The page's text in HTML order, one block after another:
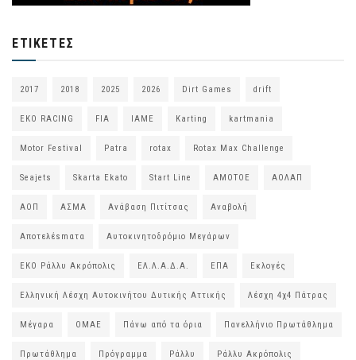
ΕΤΙΚΈΤΕΣ
2017 2018 2025 2026 Dirt Games drift
EKO RACING FIA IAME Karting kartmania
Motor Festival Patra rotax Rotax Max Challenge
Seajets Skarta Ekato Start Line ΑΜΟΤΟΕ ΑΟΛΑΠ
ΑΟΠ ΑΣΜΑ Ανάβαση Πιτίτσας Αναβολή
Αποτελέsmατα Αυτοκινητοδρόμιο Μεγάρων
ΕΚΟ Ράλλυ Ακρόπολις ΕΛ.Λ.Α.Δ.Α. ΕΠΑ Εκλογές
Ελληνική Λέσχη Αυτοκινήτου Δυτικής Αττικής Λέσχη 4χ4 Πάτρας
Μέγαρα ΟΜΑΕ Πάνω από τα όρια Πανελλήνιο Πρωτάθλημα
Πρωτάθλημα Πρόγραμμα Ράλλυ Ράλλυ Ακρόπολις